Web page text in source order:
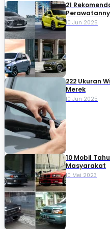
21
10 Jun 2025
222 Ukuran
Merek
10 Jun 2025
10 Mobil
Masyarakat
10 Mei 2023